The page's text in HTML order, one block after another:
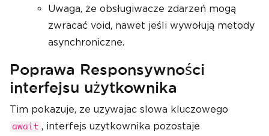
Uwaga, że ​​obsługiwacze zdarzeń mogą
zwracać void, nawet jeśli wywołują metody
asynchroniczne.
Poprawa Responsywności
interfejsu użytkownika
Tim pokazuje, ze uzywajac slowa kluczowego
await , interfejs uzytkownika pozostaje